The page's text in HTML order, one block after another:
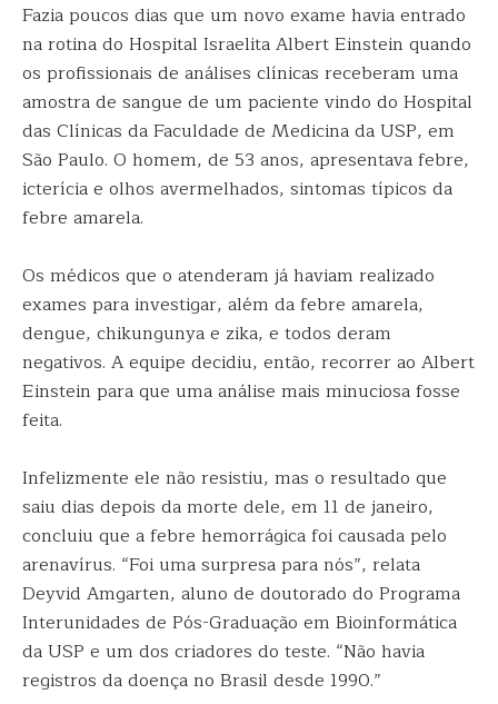
Fazia poucos dias que um novo exame havia entrado
na rotina do Hospital Israelita Albert Einstein quando
os profissionais de análises clínicas receberam uma
amostra de sangue de um paciente vindo do Hospital
das Clínicas da Faculdade de Medicina da USP, em
São Paulo. O homem, de 53 anos, apresentava febre,
icterícia e olhos avermelhados, sintomas típicos da
febre amarela.
Os médicos que o atenderam já haviam realizado
exames para investigar, além da febre amarela,
dengue, chikungunya e zika, e todos deram
negativos. A equipe decidiu, então, recorrer ao Albert
Einstein para que uma análise mais minuciosa fosse
feita.
Infelizmente ele não resistiu, mas o resultado que
saiu dias depois da morte dele, em 11 de janeiro,
concluiu que a febre hemorrágica foi causada pelo
arenavírus. “Foi uma surpresa para nós”, relata
Deyvid Amgarten, aluno de doutorado do Programa
Interunidades de Pós-Graduação em Bioinformática
da USP e um dos criadores do teste. “Não havia
registros da doença no Brasil desde 1990.”